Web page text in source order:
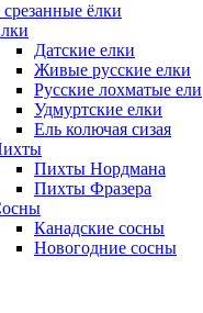
ёлки
Датские елки
Живые русские елки
Русские лохматые ели
Удмуртские елки
Ель колючая сизая
Пихты Нордмана
Пихты Фразера
Канадские сосны
Новогодние сосны